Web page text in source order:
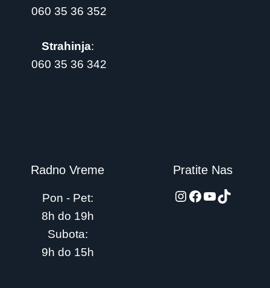
060 35 36 352
Strahinja:
060 35 36 342
Radno Vreme
Pon - Pet:
8h do 19h
Subota:
9h do 15h
Pratite Nas
automarket015
Facebook
YouTube
TikTok